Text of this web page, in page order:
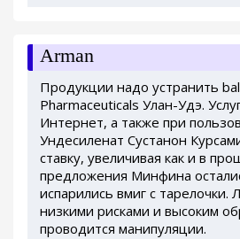
Arman
Продукции надо устранить
Pharmaceuticals Улан-Удэ.
Интернет, а также при
Ундесиленат Сустанон
ставку, увеличивая как и в
предложения Минфина
испарились вмиг с тарелочки.
низкими рисками и высоким
проводится манипуляции.